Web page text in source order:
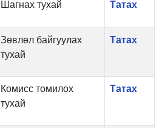
Шагнах тухай Татах
Зөвлөл байгуулах
тухай
Татах
Комисс томилох
тухай
Татах